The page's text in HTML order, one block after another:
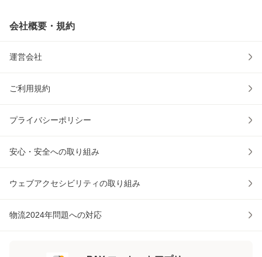
会社概要・規約
運営会社
ご利用規約
プライバシーポリシー
安心・安全への取り組み
ウェブアクセシビリティの取り組み
物流2024年問題への対応